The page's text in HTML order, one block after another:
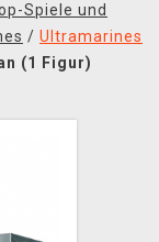
Spiele und
/ Ultramarines
(1 Figur)